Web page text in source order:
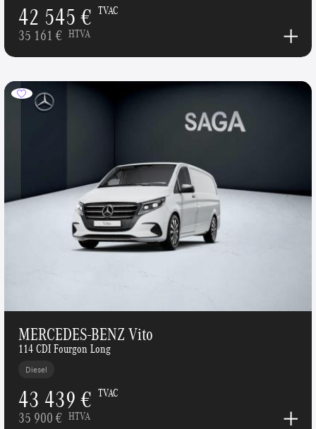
42 545 € TVAC
35 161 € HTVA
MERCEDES-BENZ Vito
114 CDI Fourgon Long
Diesel
43 439 € TVAC
35 900 € HTVA